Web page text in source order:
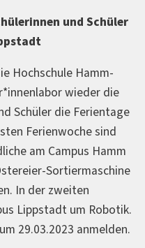
und Schüler
Hochschule Hamm-
wieder die
Schüler die Ferientage
Ferienwoche sind
am Campus Hamm
Sortiermaschine
In der zweiten
Lippstadt um Robotik.
29.03.2023 anmelden.